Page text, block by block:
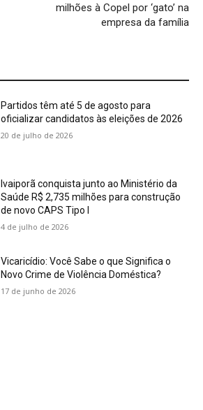
milhões à Copel por ‘gato’ na
empresa da família
Partidos têm até 5 de agosto para
oficializar candidatos às eleições de 2026
20 de julho de 2026
Ivaiporã conquista junto ao Ministério da
Saúde R$ 2,735 milhões para construção
de novo CAPS Tipo I
4 de julho de 2026
Vicaricídio: Você Sabe o que Significa o
Novo Crime de Violência Doméstica?
17 de junho de 2026